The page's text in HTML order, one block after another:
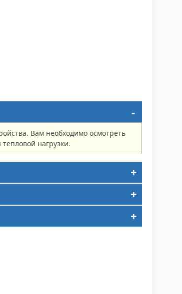
Вам необходимо осмотреть
нагрузки.